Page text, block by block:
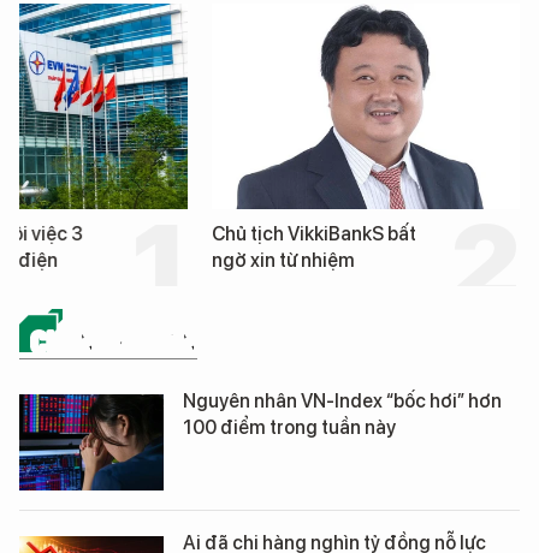
việc 3
điện
Chủ tịch VikkiBankS bất
ngờ xin từ nhiệm
CHỨNG KHOÁN
Nguyên nhân VN-Index “bốc hơi” hơn
100 điểm trong tuần này
Ai đã chi hàng nghìn tỷ đồng nỗ lực